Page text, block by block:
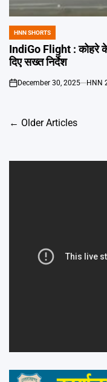
POSTED
IN
HNN SHORTS
IndiGo Flight : कोहरे के
दिए सख्त निर्देश
on
December 30, 2025 HNN
Posts
← Older Articles